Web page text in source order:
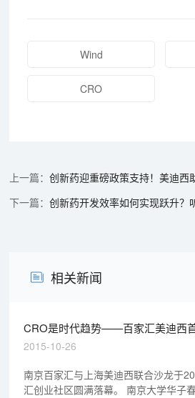
Wind
CRO
创新药迎重磅政策支持！美迪西
创新药开发效率如何实现跃升？听美迪西彭双
相关新闻
CRO是时代趋势——百家汇美迪西
2015-10-26
南京百家汇与上海美迪西联合沙龙于
汇创业社区圆满落幕。 南京大学华子